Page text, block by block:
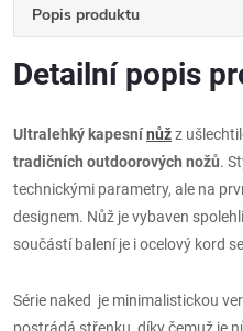
Popis produktu
Detailní popis
Ultralehký kapesnínůžz
tradičních outdoorových nožů.
technickými parametry, ale na
designem. Nůž je vybaven
součástí balení je i ocelový kord
Série naked je minimalistickou